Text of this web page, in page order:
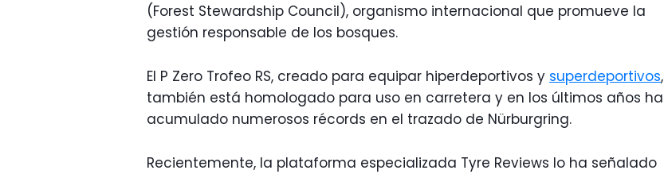
(Forest Stewardship Council), organismo internacional que promueve la
gestión responsable de los bosques.
El P Zero Trofeo RS, creado para equipar hiperdeportivos y superdeportivos,
también está homologado para uso en carretera y en los últimos años ha
acumulado numerosos récords en el trazado de Nürburgring.
Recientemente, la plataforma especializada Tyre Reviews lo ha señalado